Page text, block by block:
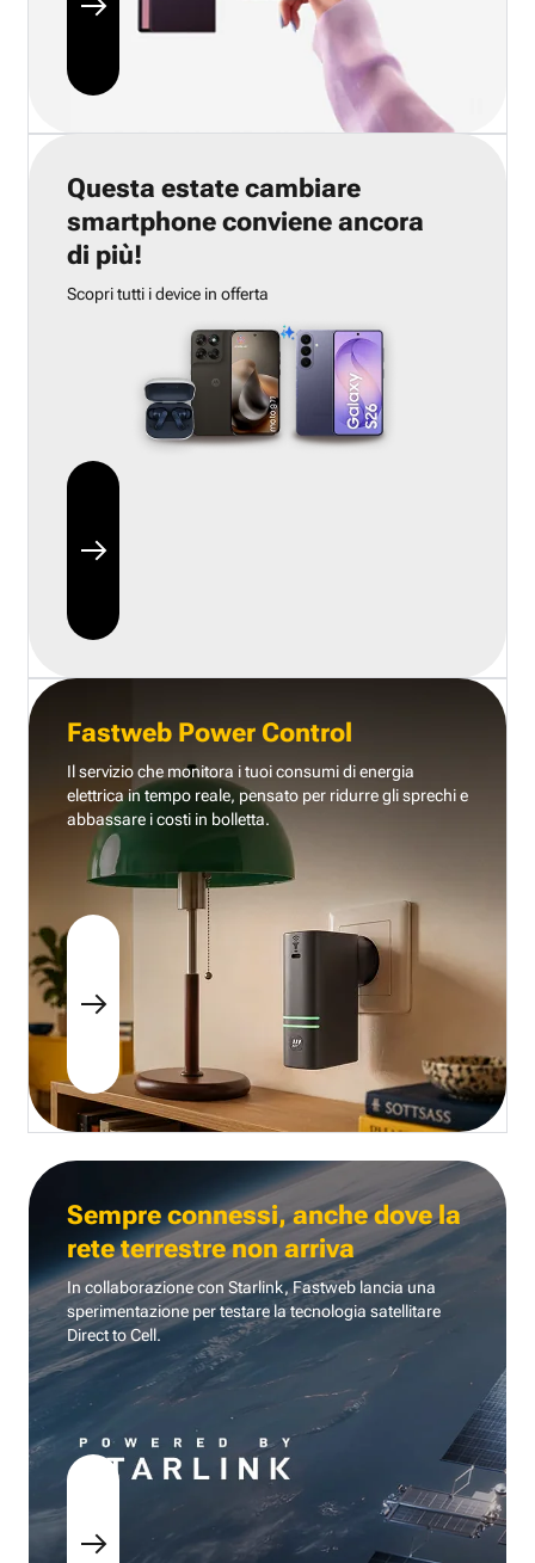
Questa estate cambiare
smartphone conviene ancora
di più!
Scopri tutti i device in offerta
Fastweb Power Control
Il servizio che monitora i tuoi consumi di energia
elettrica in tempo reale, pensato per ridurre gli sprechi e
abbassare i costi in bolletta.
Sempre connessi, anche dove la
rete terrestre non arriva
In collaborazione con Starlink, Fastweb lancia una
sperimentazione per testare la tecnologia satellitare
Direct to Cell.